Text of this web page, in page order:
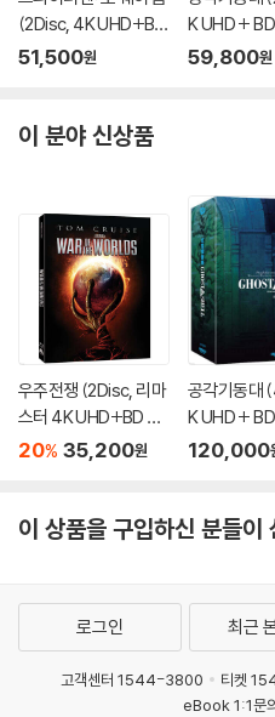
(2Disc, 4K UHD+BD
렌티큘러 풀슬립 B1 스
51,500원
K UHD +
풀슬립 스틸
59,800원
이 분야 신상품
우주전쟁 (2Disc, 리마
스터 4K UHD+BD 슬
립케이스 한정판) : 블
20% 35,200원
공각기동대
K UHD +
스 스틸북 한
120,000
이 상품을 구입하신 분들이
로그인 최근
고객센터 1544-3800 티켓
eBook 1:1문